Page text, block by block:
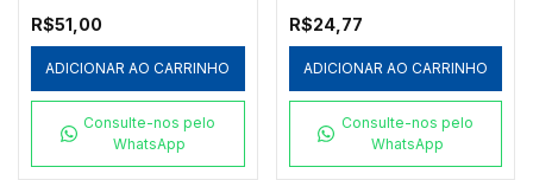
R$51,00
ADICIONAR AO CARRINHO
Consulte-nos pelo
WhatsApp
R$24,77
ADICIONAR AO CARRINHO
Consulte-nos pelo
WhatsApp